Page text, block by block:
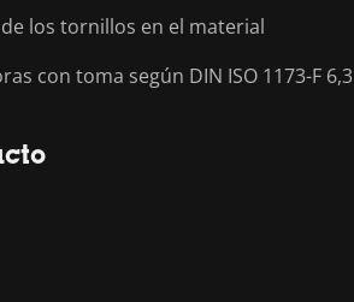
los tornillos en el material
con toma según DIN ISO 1173-F 6,3